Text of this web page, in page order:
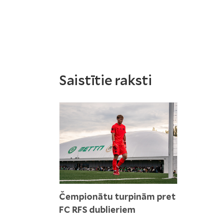
Saistītie raksti
Čempionātu turpinām pret
FC RFS dublieriem